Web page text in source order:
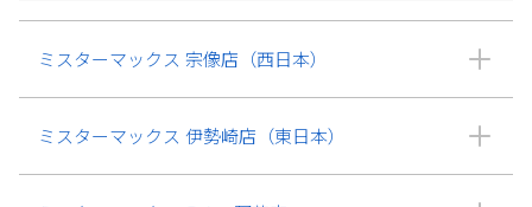
ミスターマックス 宗像店（西日本）
ミスターマックス 伊勢崎店（東日本）